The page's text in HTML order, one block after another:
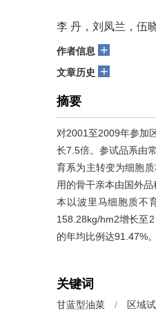
李 丹，刘凤兰，伍
作者信息 +
文章历史 +
摘要
对2001至2009年参加
长7.5倍。参试品系由
育系为主转变为细胞
用的骨干亲本由国外
本以波里马细胞质不
158.28kg/hm2增长至
的年均比例达91.47%
关键词
甘蓝型油菜 / 区域